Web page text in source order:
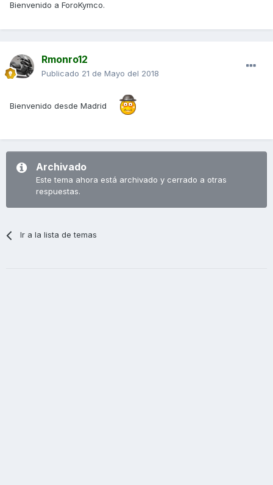
Bienvenido a ForoKymco.
Rmonro12
Publicado 21 de Mayo del 2018
Bienvenido desde Madrid
Archivado
Este tema ahora está archivado y cerrado a otras
respuestas.
Ir a la lista de temas